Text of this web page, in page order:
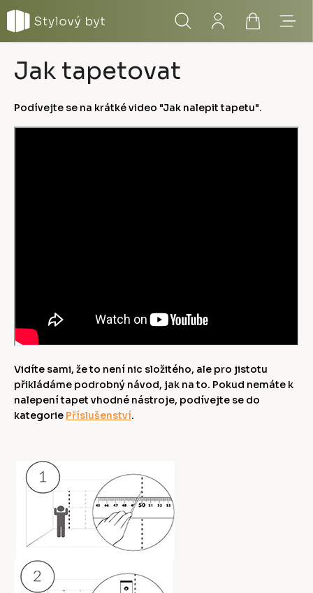
obsah
Hledat PřihlášeníNákupní
košík
Menu
Jak tapetovat
Podívejte se na krátké video "Jak nalepit tapetu".
Vidíte sami, že to není nic složitého, ale pro jistotu
přikládáme podrobný návod, jak na to. Pokud nemáte k
nalepení tapet vhodné nástroje, podívejte se do
kategorie Příslušenství.